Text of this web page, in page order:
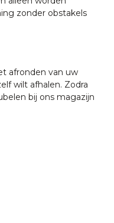
zonder obstakels
afronden van uw
wilt afhalen. Zodra
bij ons magazijn